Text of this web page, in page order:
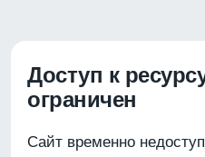
Доступ к
ограничен
Сайт временно